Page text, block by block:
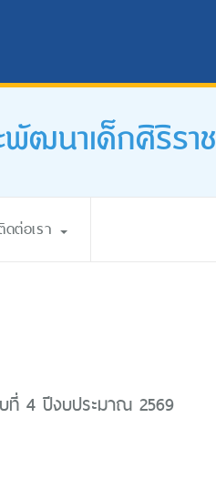
ฒนาเด็กศิริราช
ดต่อเรา
ที่ 4 ปีงบประมาณ 2569